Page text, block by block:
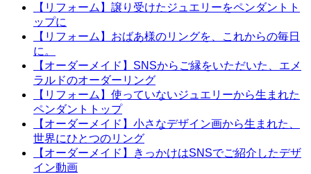
【リフォーム】譲り受けたジュエリーをペンダントト
ップに
【リフォーム】おばあ様のリングを、これからの毎日
に。
【オーダーメイド】SNSからご縁をいただいた、エメ
ラルドのオーダーリング
【リフォーム】使っていないジュエリーから生まれた
ペンダントトップ
【オーダーメイド】小さなデザイン画から生まれた、
世界にひとつのリング
【オーダーメイド】きっかけはSNSでご紹介したデザ
イン動画